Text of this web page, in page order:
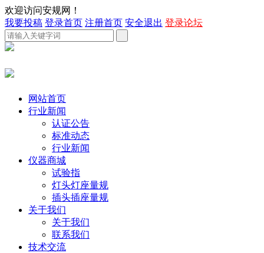
欢迎访问安规网！
我要投稿 登录首页 注册首页 安全退出 登录论坛
网站首页
行业新闻
认证公告
标准动态
行业新闻
仪器商城
试验指
灯头灯座量规
插头插座量规
关于我们
关于我们
联系我们
技术交流